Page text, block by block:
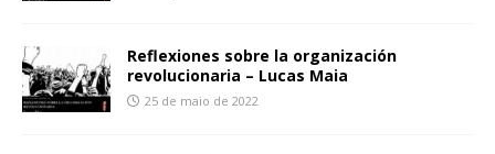
Reflexiones sobre la organización
revolucionaria – Lucas Maia
25 de maio de 2022